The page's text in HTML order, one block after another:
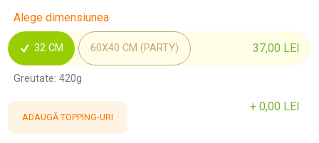
Alege dimensiunea
32 CM 60X40 CM (PARTY) 37,00 LEI
Greutate: 420g
ADAUGĂ TOPPING-URI
+ 0,00 LEI